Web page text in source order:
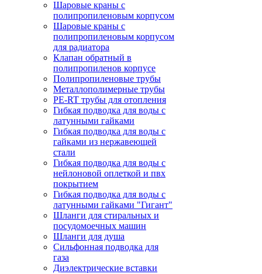
Шаровые краны с
полипропиленовым корпусом
Шаровые краны с
полипропиленовым корпусом
для радиатора
Клапан обратный в
полипропиленов корпусе
Полипропиленовые трубы
Металлополимерные трубы
PE-RT трубы для отопления
Гибкая подводка для воды с
латунными гайками
Гибкая подводка для воды с
гайками из нержавеющей
стали
Гибкая подводка для воды с
нейлоновой оплеткой и пвх
покрытием
Гибкая подводка для воды с
латунными гайками "Гигант"
Шланги для стиральных и
посудомоечных машин
Шланги для душа
Сильфонная подводка для
газа
Диэлектрические вставки